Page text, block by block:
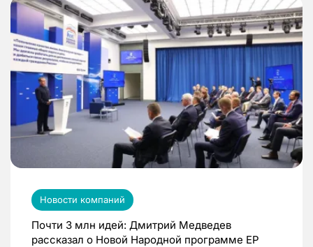
Новости компаний
Почти 3 млн идей: Дмитрий Медведев
рассказал о Новой Народной программе ЕР